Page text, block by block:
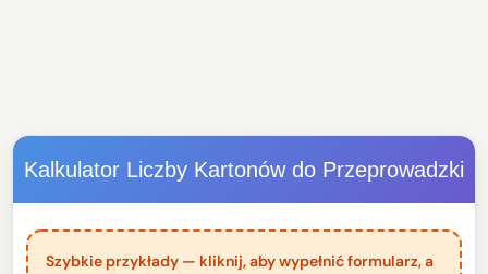
Kalkulator Liczby Kartonów do Przeprowadzki
Szybkie przykłady — kliknij, aby wypełnić formularz, a